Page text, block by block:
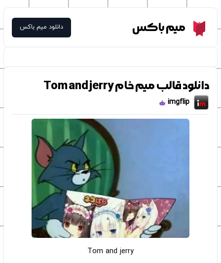
Meme Boxمیم باکس دانلود میم باکس
دانلود قالب میم خام Tom and jerry
imgflip
Tom and jerry